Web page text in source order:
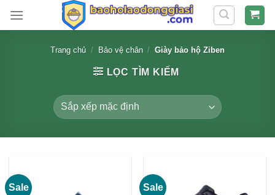
Trang chủ / Bảo vệ chân / Giày bảo hộ Ziben
LỌC TÌM KIẾM
Sale Sale